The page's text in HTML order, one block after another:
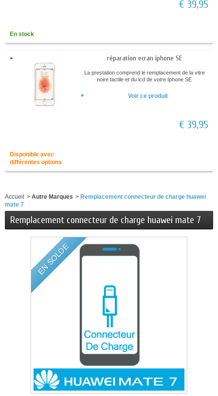
€ 39,95
En stock
réparation ecran iphone SE
La prestation comprend le remplacement de la vitre
noire tactile et du lcd de votre Iphone SE
Voir ce produit
€ 39,95
Disponible avec
différentes options
Accueil > Autre Marques > Remplacement connecteur de charge huawei
mate 7
Remplacement connecteur de charge huawei mate 7
EN SOLDE